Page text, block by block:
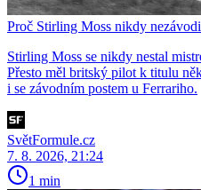
Proč Stirling Moss nikdy
Stirling Moss se nikdy nestal
Přesto měl britský pilot k titulu
i se závodním postem u Ferrariho.
SvětFormule.cz
7. 8. 2026, 21:24
1 min